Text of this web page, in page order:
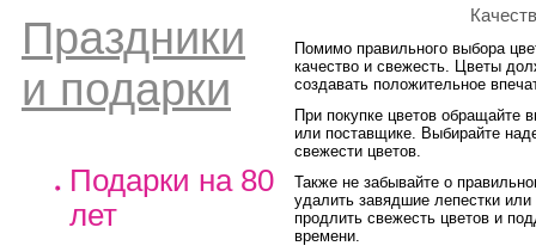
Праздники
и подарки
Подарки на 80
лет
Помимо правильного выбора
качество и свежесть. Цветы
создавать положительное
При покупке цветов обращайте
или поставщике. Выбирайте
свежести цветов.
Также не забывайте о
удалить завядшие лепестки
продлить свежесть цветов и
времени.